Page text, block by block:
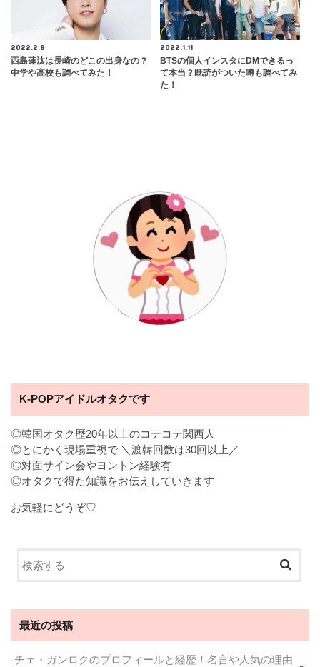
2022.2.8
西島蓮汰は長崎のどこの出身なの？
中学や高校も調べてみた！
2022.1.11
BTSの個人インスタにDMできるっ
て本当？既読がついた噂も調べてみ
た！
K-POPアイドルオタクです
◎韓国オタク歴20年以上のコテコテ関西人
◎とにかく現場重視で ＼渡韓回数は30回以上／
◎対面サイン会やヨントン経験有
◎オタクで得た知識をお伝えしていきます
お気軽にどうぞ♡
最近の投稿
チェ・ガンロクのプロフィールと経歴！名言や人気の理由